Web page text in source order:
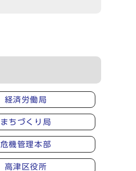
経済労働局
まちづくり局
危機管理本部
高津区役所